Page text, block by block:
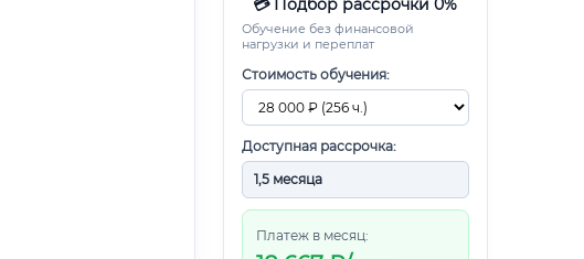
💳 Подбор рассрочки 0%
Обучение без финансовой
нагрузки и переплат
Стоимость обучения:
Доступная рассрочка:
Платеж в месяц: